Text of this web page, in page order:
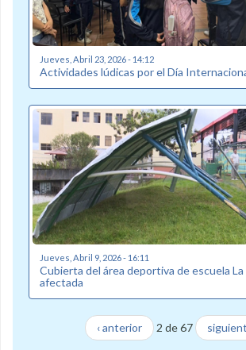
Jueves, Abril 23, 2026 - 14:12
Actividades lúdicas por el Día
Jueves, Abril 9, 2026 - 16:11
Cubierta del área deportiva de escuela
afectada
‹ anterior 2 de 67